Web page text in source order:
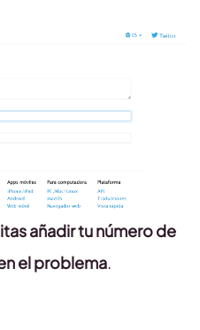
añadir tu número de
el problema.